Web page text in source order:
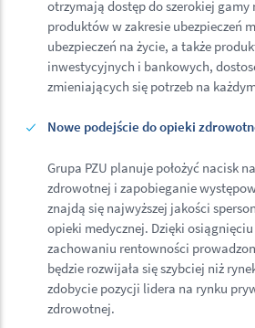
otrzymają dostęp do szerokiej gamy
produktów w zakresie ubezpieczeń
ubezpieczeń na życie, a także
inwestycyjnych i bankowych,
zmieniających się potrzeb na
Nowe podejście do opieki
Grupa PZU planuje położyć nacisk
zdrowotnej i zapobieganie
znajdą się najwyższej jakości
opieki medycznej. Dzięki
zachowaniu rentowności
będzie rozwijała się szybciej niż
zdobycie pozycji lidera na rynku
zdrowotnej.